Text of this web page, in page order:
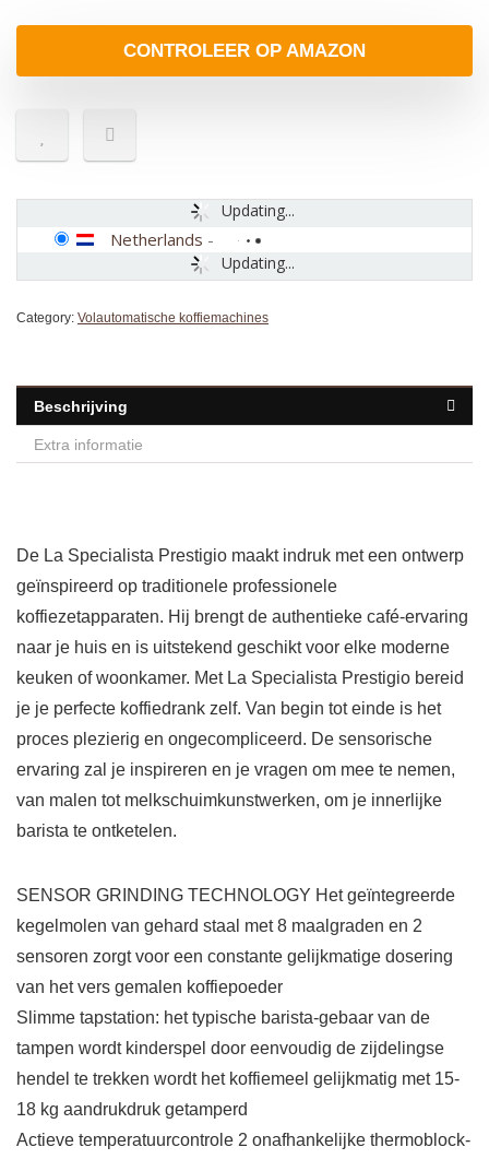
CONTROLEER OP AMAZON
Updating...
Updating...
Netherlands -
Category: Volautomatische koffiemachines
Beschrijving
Extra informatie
De La Specialista Prestigio maakt indruk met een ontwerp
geïnspireerd op traditionele professionele
koffiezetapparaten. Hij brengt de authentieke café-ervaring
naar je huis en is uitstekend geschikt voor elke moderne
keuken of woonkamer. Met La Specialista Prestigio bereid
je je perfecte koffiedrank zelf. Van begin tot einde is het
proces plezierig en ongecompliceerd. De sensorische
ervaring zal je inspireren en je vragen om mee te nemen,
van malen tot melkschuimkunstwerken, om je innerlijke
barista te ontketelen.
SENSOR GRINDING TECHNOLOGY Het geïntegreerde
kegelmolen van gehard staal met 8 maalgraden en 2
sensoren zorgt voor een constante gelijkmatige dosering
van het vers gemalen koffiepoeder
Slimme tapstation: het typische barista-gebaar van de
tampen wordt kinderspel door eenvoudig de zijdelingse
hendel te trekken wordt het koffiemeel gelijkmatig met 15-
18 kg aandrukdruk getamperd
Actieve temperatuurcontrole 2 onafhankelijke thermoblock-